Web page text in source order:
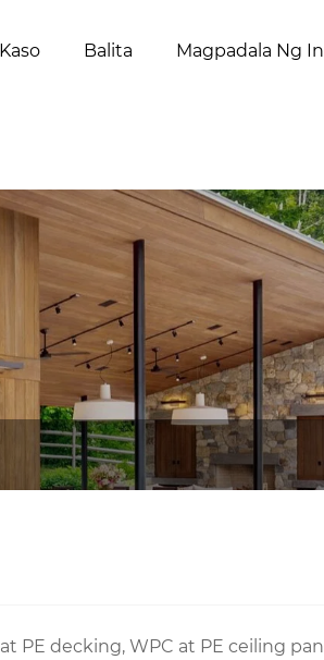
Balita Magpadala Ng
decking, WPC at PE ceiling